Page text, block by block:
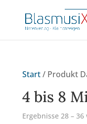
Start/ Produkt
4 bis 8
Ergebnisse 28 –